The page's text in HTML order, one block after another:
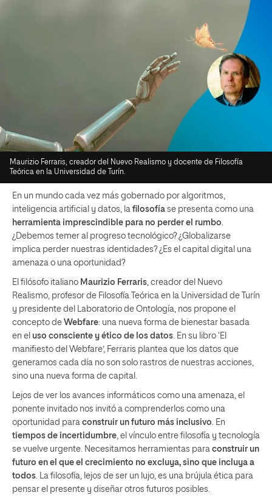
Maurizio Ferraris, creador del Nuevo Realismo y docente de Filosofía
Teórica en la Universidad de Turín.
En un mundo cada vez más gobernado por algoritmos,
inteligencia artificial y datos, la filosofía se presenta como una
herramienta imprescindible para no perder el rumbo.
¿Debemos temer al progreso tecnológico? ¿Globalizarse
implica perder nuestras identidades? ¿Es el capital digital una
amenaza o una oportunidad?
El filósofo italiano Maurizio Ferraris, creador del Nuevo
Realismo, profesor de Filosofía Teórica en la Universidad de Turín
y presidente del Laboratorio de Ontología, nos propone el
concepto de Webfare: una nueva forma de bienestar basada
en el uso consciente y ético de los datos. En su libro ‘El
manifiesto del Webfare’, Ferraris plantea que los datos que
generamos cada día no son solo rastros de nuestras acciones,
sino una nueva forma de capital.
Lejos de ver los avances informáticos como una amenaza, el
ponente invitado nos invitó a comprenderlos como una
oportunidad para construir un futuro más inclusivo. En
tiempos de incertidumbre, el vínculo entre filosofía y tecnología
se vuelve urgente. Necesitamos herramientas para construir un
futuro en el que el crecimiento no excluya, sino que incluya a
todos. La filosofía, lejos de ser un lujo, es una brújula ética para
pensar el presente y diseñar otros futuros posibles.